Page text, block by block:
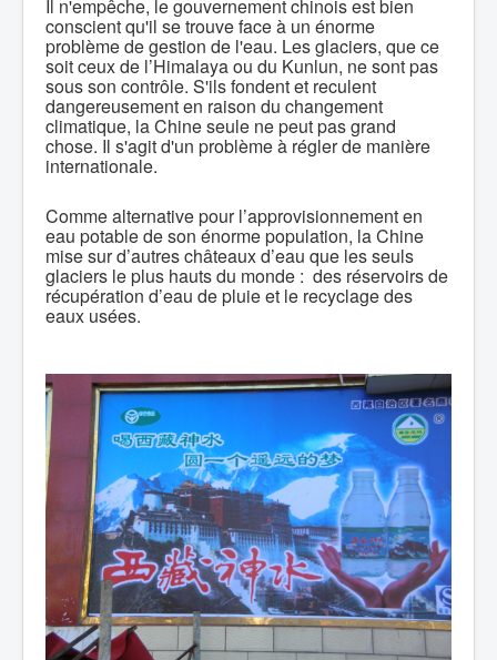
Il n'empêche, le gouvernement chinois est bien
conscient qu'il se trouve face à un énorme
problème de gestion de l'eau. Les glaciers, que ce
soit ceux de l’Himalaya ou du Kunlun, ne sont pas
sous son contrôle. S'ils fondent et reculent
dangereusement en raison du changement
climatique, la Chine seule ne peut pas grand
chose. Il s'agit d'un problème à régler de manière
internationale.
Comme alternative pour l’approvisionnement en
eau potable de son énorme population, la Chine
mise sur d’autres châteaux d’eau que les seuls
glaciers le plus hauts du monde : des réservoirs de
récupération d’eau de pluie et le recyclage des
eaux usées.